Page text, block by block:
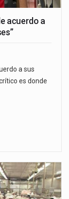
acuerdo a
a sus
es donde